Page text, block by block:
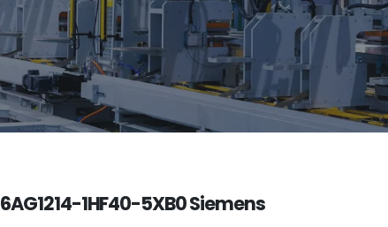
6AG1214-1HF40-5XB0 Siemens